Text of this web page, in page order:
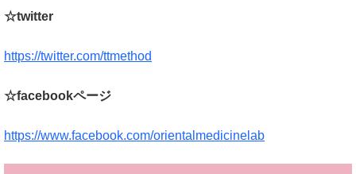
☆twitter
https://twitter.com/ttmethod
☆facebookページ
https://www.facebook.com/orientalmedicinelab